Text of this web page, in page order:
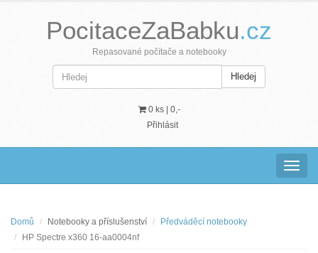
PocitaceZaBabku.cz
Repasované počítače a notebooky
Hledej
0 ks | 0,-
Přihlásit
Domů Notebooky a příslušenství
Předváděcí notebooky
HP Spectre x360 16-aa0004nf